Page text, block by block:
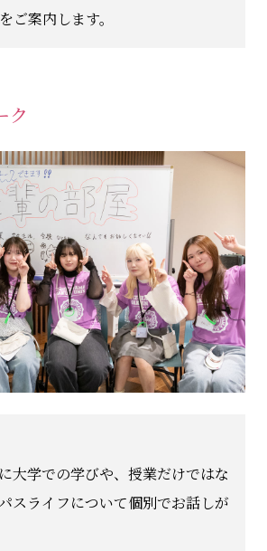
ご案内します。
ク
大学での学びや、授業だけではな
スライフについて個別でお話しが